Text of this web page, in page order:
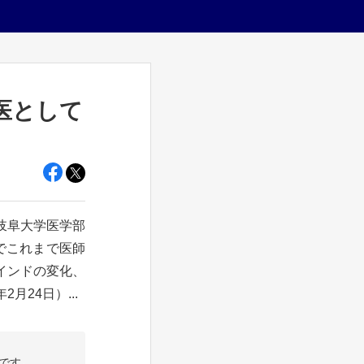
として
阜大学医学部
これまで医師
ドの変化、
2月24日）...